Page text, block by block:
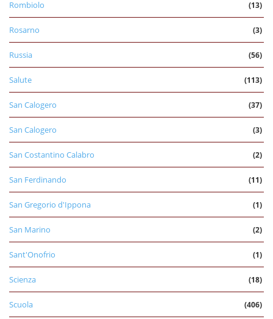
Rombiolo (13)
Rosarno (3)
Russia (56)
Salute (113)
San Calogero (37)
San Calogero (3)
San Costantino Calabro (2)
San Ferdinando (11)
San Gregorio d'Ippona (1)
San Marino (2)
Sant'Onofrio (1)
Scienza (18)
Scuola (406)